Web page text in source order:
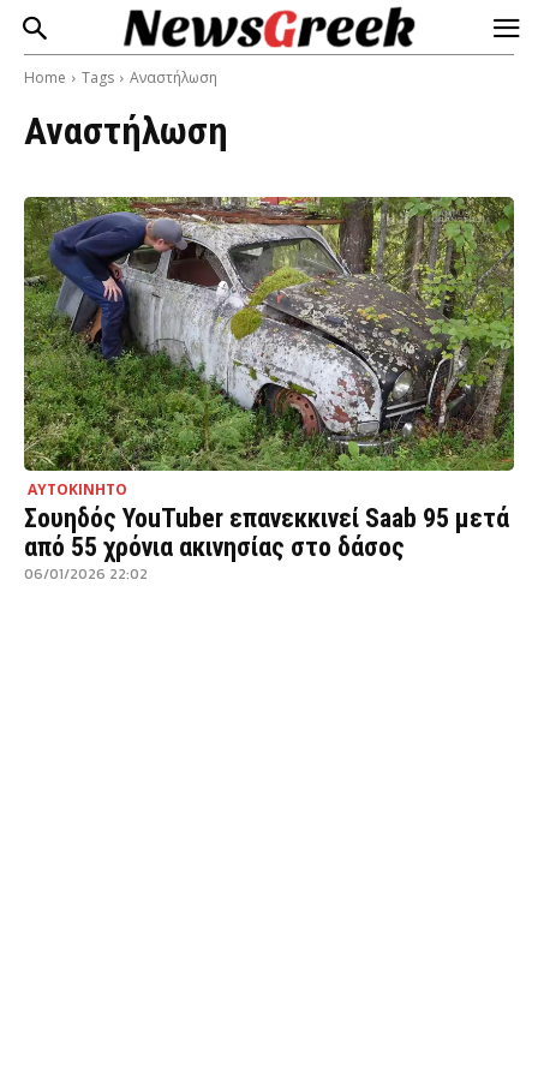
Home Tags Αναστήλωση
Αναστήλωση
ΑΥΤΟΚΙΝΗΤΟ
Σουηδός YouTuber επανεκκινεί Saab 95 μετά
από 55 χρόνια ακινησίας στο δάσος
06/01/2026 22:02